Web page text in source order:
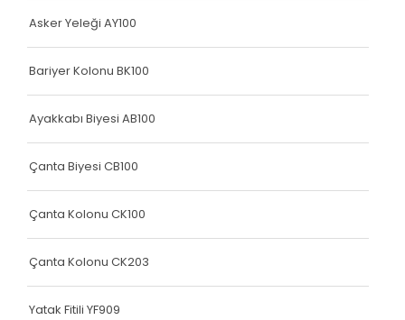
Elastik Kolon Siyah Seri
Elastik Kolon Mavi Seri
Elastik Kolon Yeşil Seri
Hava Kapsülü
Dokuma Lastiği
Dokuma Lastiği
Asker Yeleği AY100
Bariyer Kolonu BK100
Ayakkabı Biyesi AB100
Çanta Biyesi CB100
Çanta Kolonu CK100
Çanta Kolonu CK203
Yatak Fitili YF909